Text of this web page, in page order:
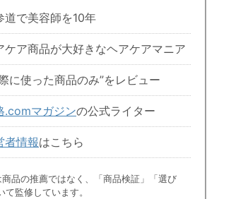
道で美容師を10年
ケア商品が大好きなヘアケアマニア
に使った商品のみ”をレビュー
.comマガジンの公式ライター
者情報はこちら
品の推薦ではなく、「商品検証」「選び
て監修しています。